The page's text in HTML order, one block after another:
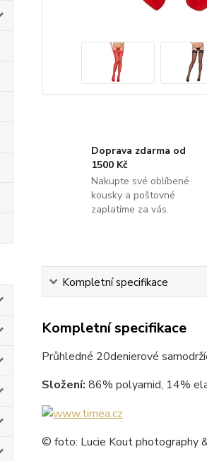
Doprava zdarma od
1500 Kč
Nakupte své oblíbené
kousky a poštovné
zaplatíme za vás.
Kompletní specifikace
Kompletní specifikace
Průhledné 20denierové
Složení: 86% polyamid, 14%
© foto: Lucie Kout photography